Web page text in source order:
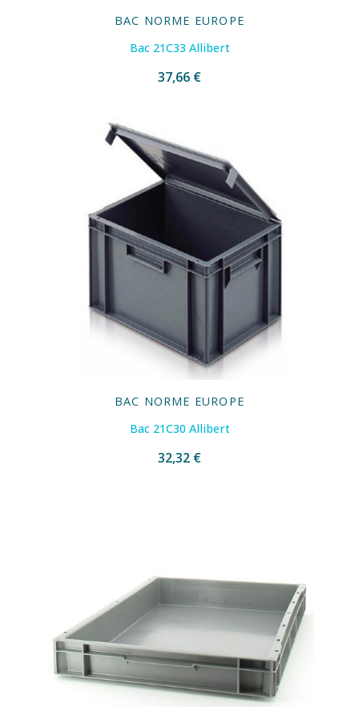
BAC NORME EUROPE
Bac 21C33 Allibert
37,66 €
BAC NORME EUROPE
Bac 21C30 Allibert
32,32 €